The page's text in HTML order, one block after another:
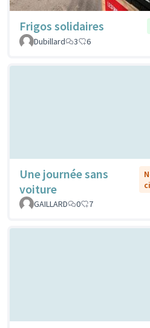
Frigos solidaires
Dubillard
3 6
Une journée sans
voiture
GAILLARD
0 7